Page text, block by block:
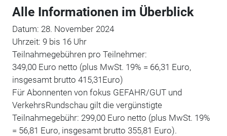
Alle Informationen im Überblick
Datum: 28. November 2024
Uhrzeit: 9 bis 16 Uhr
Teilnahmegebühren pro Teilnehmer:
349,00 Euro netto (plus MwSt. 19% = 66,31 Euro,
insgesamt brutto 415,31Euro)
Für Abonnenten von fokus GEFAHR/GUT und
VerkehrsRundschau gilt die vergünstigte
Teilnahmegebühr: 299,00 Euro netto (plus MwSt. 19%
= 56,81 Euro, insgesamt brutto 355,81 Euro).